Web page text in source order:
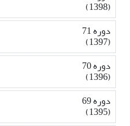
(1398)
دوره 71
(1397)
دوره 70
(1396)
دوره 69
(1395)